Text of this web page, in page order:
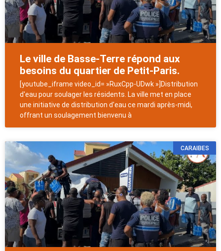
Le ville de Basse-Terre répond aux
besoins du quartier de Petit-Paris.
[youtube_iframe video_id= »RuxCpp-UDwk »]Distribution
d'eau pour soulager les résidents. La ville met en place
une initiative de distribution d'eau ce mardi après-midi,
offrant un soulagement bienvenu à
CARAIBES